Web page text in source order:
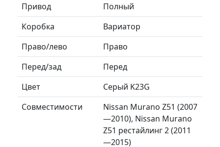
Привод
Полный
Коробка
Вариатор
Право/лево
Право
Перед/зад
Перед
Цвет
Серый K23G
Совместимости
Nissan Murano Z51 (2007
—2010), Nissan Murano
Z51 рестайлинг 2 (2011
—2015)